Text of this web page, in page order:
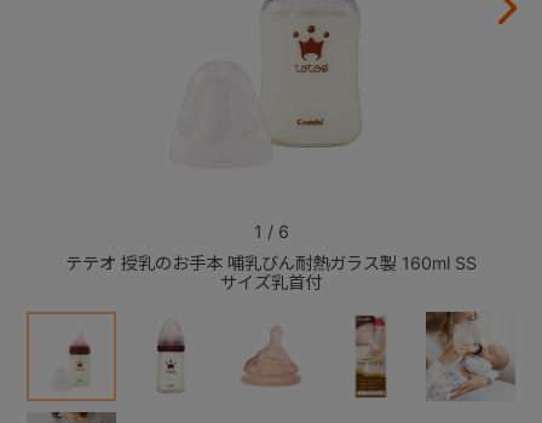
テテオ 授乳のお手本 哺乳びん耐熱ガラス製 160ml SS
サイズ乳首付
1 / 6